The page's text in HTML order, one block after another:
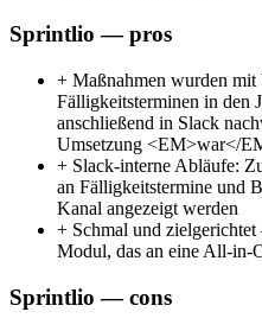
Sprintlio — pros
+ Maßnahmen wurden
Fälligkeitsterminen in den
anschließend in Slack
Umsetzung <EM>war</
+ Slack-interne Abläufe:
an Fälligkeitstermine und
Kanal angezeigt werden
+ Schmal und
Modul, das an eine All-in-
Sprintlio — cons